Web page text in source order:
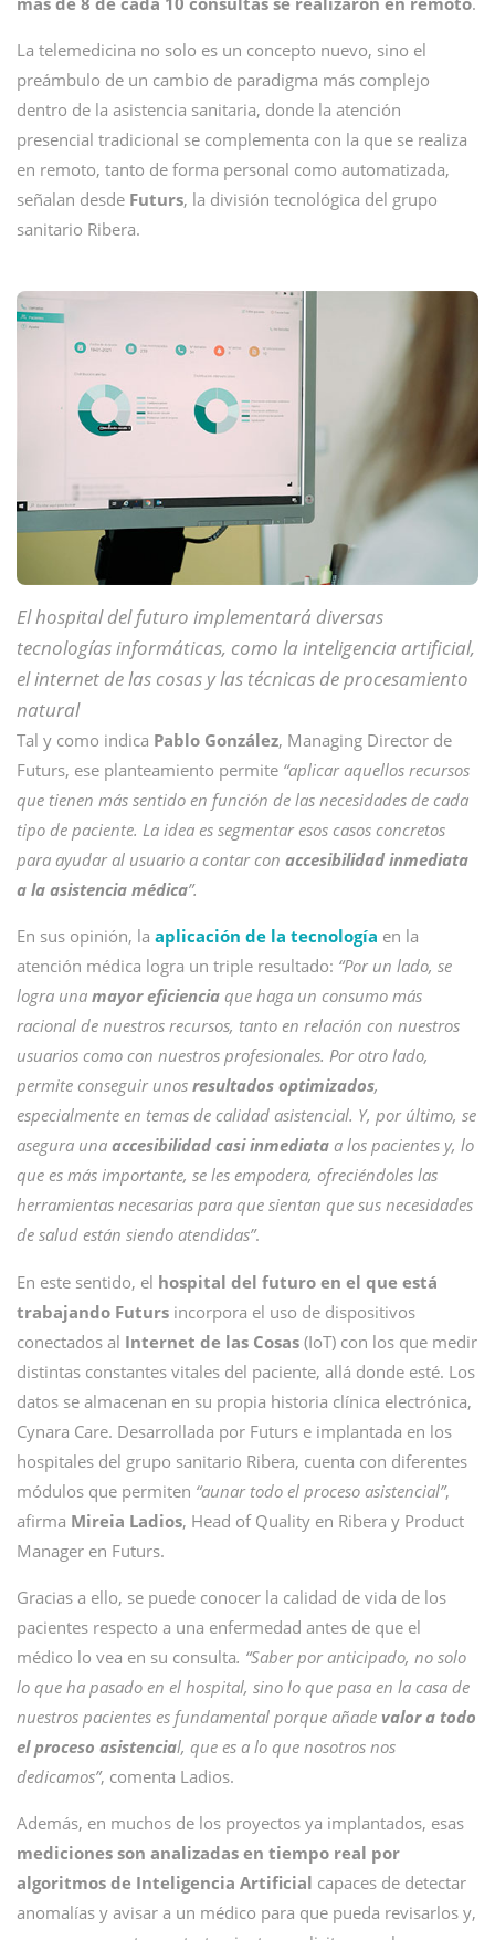
La telemedicina no solo es un concepto nuevo, sino el
preámbulo de un cambio de paradigma más complejo
dentro de la asistencia sanitaria, donde la atención
presencial tradicional se complementa con la que se realiza
en remoto, tanto de forma personal como automatizada,
señalan desde Futurs, la división tecnológica del grupo
sanitario Ribera.
El hospital del futuro implementará diversas
tecnologías informáticas, como la inteligencia artificial,
el internet de las cosas y las técnicas de procesamiento
natural
Tal y como indica Pablo González, Managing Director de
Futurs, ese planteamiento permite “aplicar aquellos recursos
que tienen más sentido en función de las necesidades de cada
tipo de paciente. La idea es segmentar esos casos concretos
para ayudar al usuario a contar con accesibilidad inmediata
a la asistencia médica”.
En sus opinión, la aplicación de la tecnología en la
atención médica logra un triple resultado: “Por un lado, se
logra una mayor eficiencia que haga un consumo más
racional de nuestros recursos, tanto en relación con nuestros
usuarios como con nuestros profesionales. Por otro lado,
permite conseguir unos resultados optimizados,
especialmente en temas de calidad asistencial. Y, por último, se
asegura una accesibilidad casi inmediata a los pacientes y, lo
que es más importante, se les empodera, ofreciéndoles las
herramientas necesarias para que sientan que sus necesidades
de salud están siendo atendidas”.
En este sentido, el hospital del futuro en el que está
trabajando Futurs incorpora el uso de dispositivos
conectados al Internet de las Cosas (IoT) con los que medir
distintas constantes vitales del paciente, allá donde esté. Los
datos se almacenan en su propia historia clínica electrónica,
Cynara Care. Desarrollada por Futurs e implantada en los
hospitales del grupo sanitario Ribera, cuenta con diferentes
módulos que permiten “aunar todo el proceso asistencial”,
afirma Mireia Ladios, Head of Quality en Ribera y Product
Manager en Futurs.
Gracias a ello, se puede conocer la calidad de vida de los
pacientes respecto a una enfermedad antes de que el
médico lo vea en su consulta. “Saber por anticipado, no solo
lo que ha pasado en el hospital, sino lo que pasa en la casa de
nuestros pacientes es fundamental porque añade valor a todo
el proceso asistencial, que es a lo que nosotros nos
dedicamos”, comenta Ladios.
Además, en muchos de los proyectos ya implantados, esas
mediciones son analizadas en tiempo real por
algoritmos de Inteligencia Artificial capaces de detectar
anomalías y avisar a un médico para que pueda revisarlos y,